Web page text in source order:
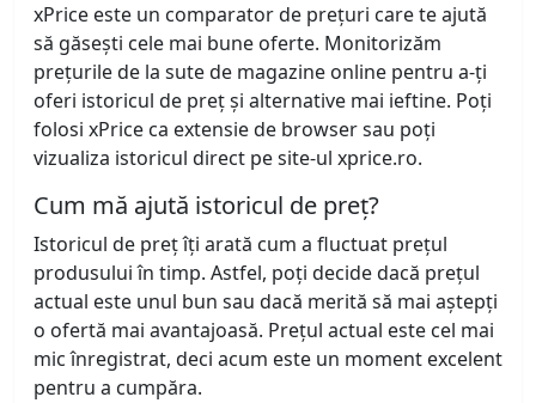
xPrice este un comparator de prețuri care te ajută
să găsești cele mai bune oferte. Monitorizăm
prețurile de la sute de magazine online pentru a-ți
oferi istoricul de preț și alternative mai ieftine. Poți
folosi xPrice ca extensie de browser sau poți
vizualiza istoricul direct pe site-ul xprice.ro.
Cum mă ajută istoricul de preț?
Istoricul de preț îți arată cum a fluctuat prețul
produsului în timp. Astfel, poți decide dacă prețul
actual este unul bun sau dacă merită să mai aștepți
o ofertă mai avantajoasă. Prețul actual este cel mai
mic înregistrat, deci acum este un moment excelent
pentru a cumpăra.